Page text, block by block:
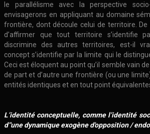
le parallélisme avec la perspective
envisagerons en appliquant au domaine
frontière, dont découle celui de territoire.
d’affirmer que tout territoire s’identifie
discrimine des autres territoires, est-il
concept s’identifie par la limite qui le
Ceci est éloquent au point qu’il semble vain
de part et d’autre une frontière (ou une
entités identiques et en tout point
L’identité conceptuelle, comme l’identité
d’'une dynamique exogène d'opposition /